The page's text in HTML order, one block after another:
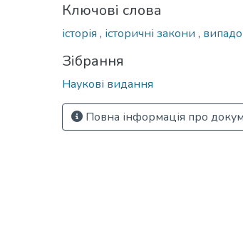
Ключові слова
історія , історичні закони ,
Зібрання
Наукові видання
Повна інформація про